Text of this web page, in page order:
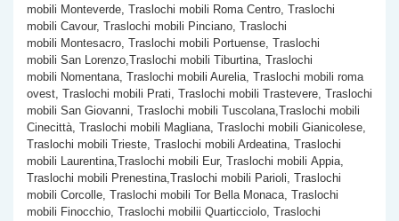
mobili Monteverde, Traslochi mobili Roma Centro, Traslochi
mobili Cavour, Traslochi mobili Pinciano, Traslochi
mobili Montesacro, Traslochi mobili Portuense, Traslochi
mobili San Lorenzo,Traslochi mobili Tiburtina, Traslochi
mobili Nomentana, Traslochi mobili Aurelia, Traslochi mobili roma
ovest, Traslochi mobili Prati, Traslochi mobili Trastevere, Traslochi
mobili San Giovanni, Traslochi mobili Tuscolana,Traslochi mobili
Cinecittà, Traslochi mobili Magliana, Traslochi mobili Gianicolese,
Traslochi mobili Trieste, Traslochi mobili Ardeatina, Traslochi
mobili Laurentina,Traslochi mobili Eur, Traslochi mobili Appia,
Traslochi mobili Prenestina,Traslochi mobili Parioli, Traslochi
mobili Corcolle, Traslochi mobili Tor Bella Monaca, Traslochi
mobili Finocchio, Traslochi mobilii Quarticciolo, Traslochi